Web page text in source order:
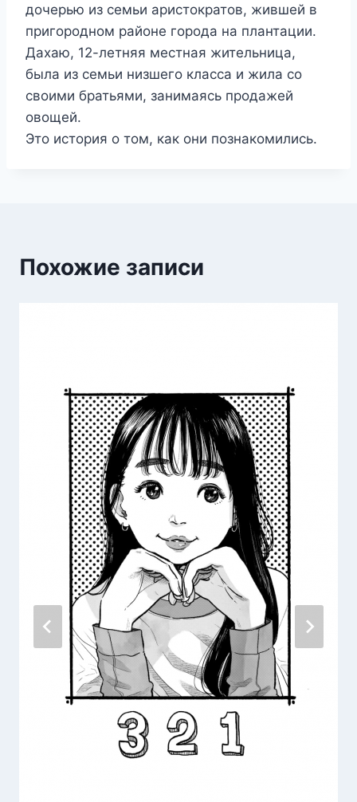
дочерью из семьи аристократов, жившей в
пригородном районе города на плантации.
Дахаю, 12-летняя местная жительница,
была из семьи низшего класса и жила со
своими братьями, занимаясь продажей
овощей.
Это история о том, как они познакомились.
Похожие записи